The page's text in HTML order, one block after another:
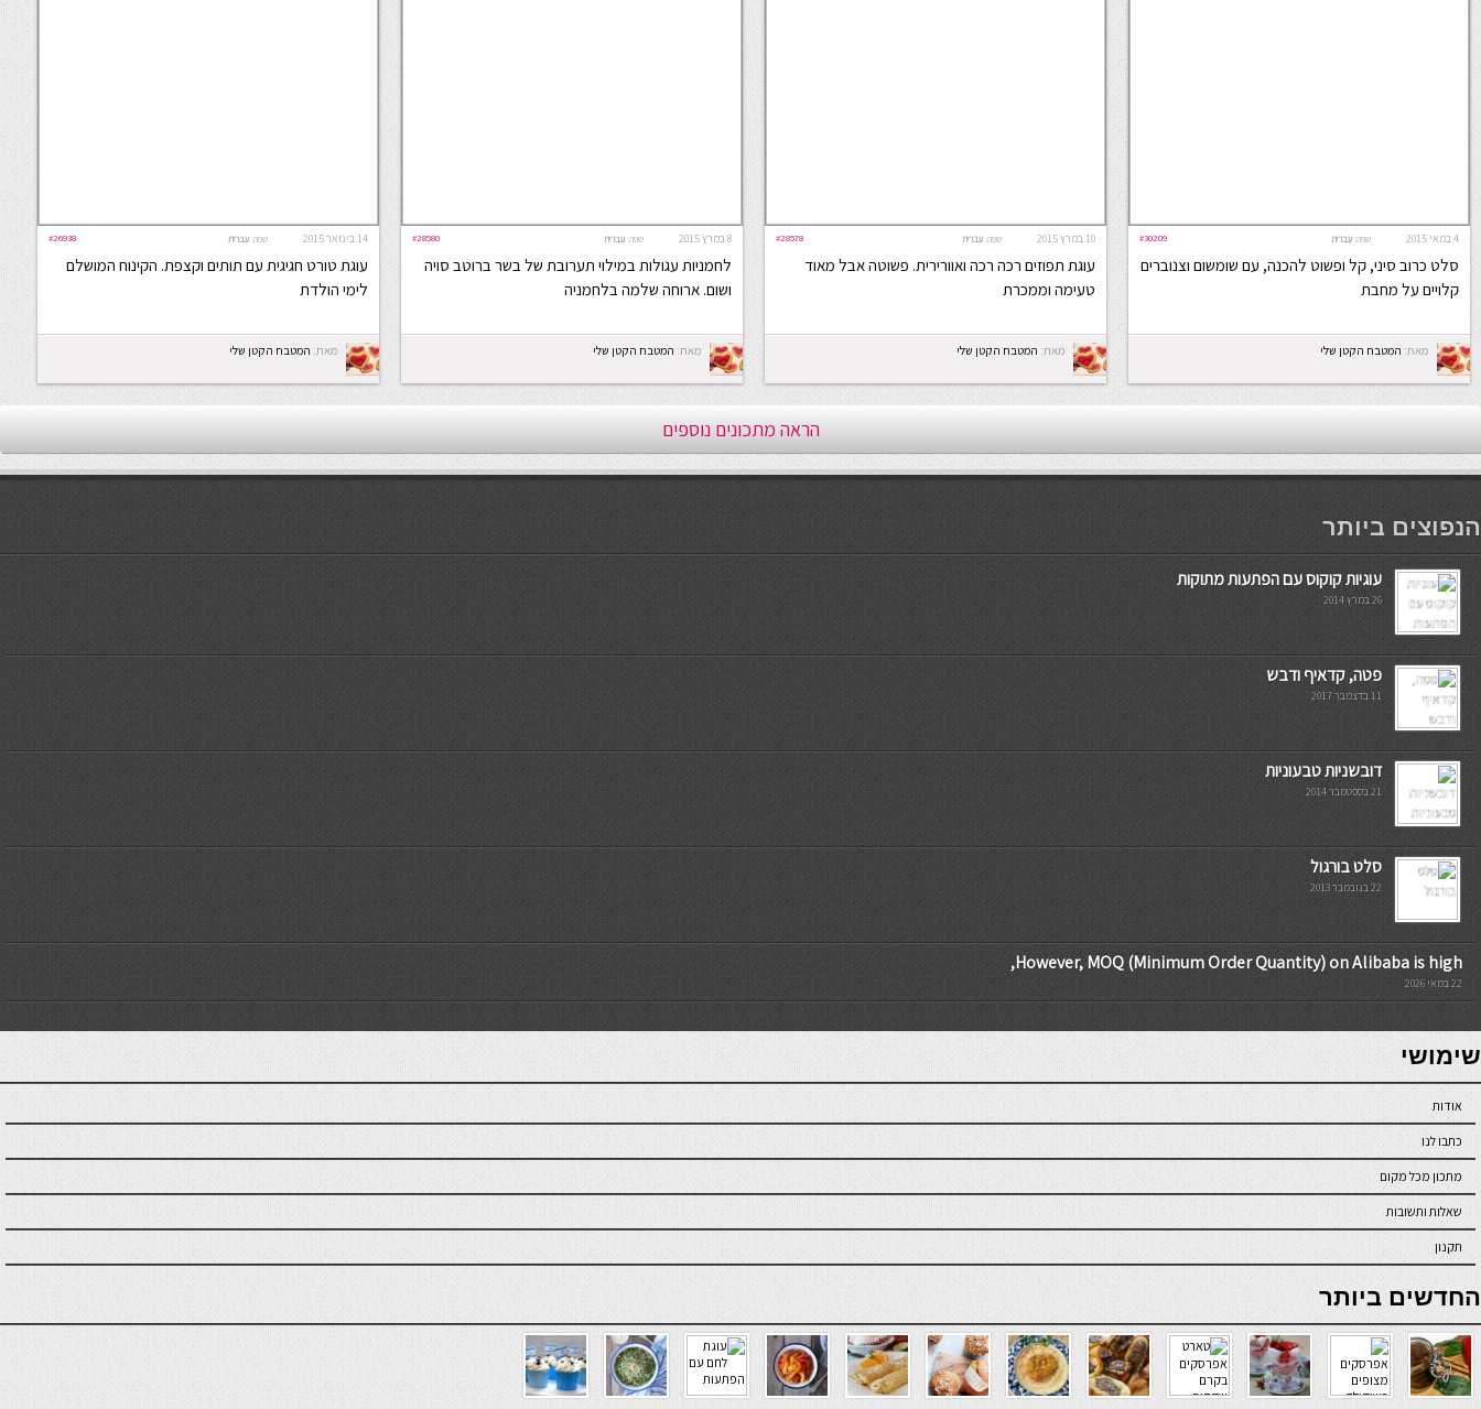
4 במאי 2015 #30209 שפה: עברית
סלט כרוב סיני, קל ופשוט להכנה, עם שומשום וצנוברים
קלויים על מחבת
מאת: המטבח הקטן שלי
10 במרץ 2015 #28578 שפה: עברית
עוגת תפוזים רכה רכה ואוורירית. פשוטה אבל מאוד
טעימה וממכרת
מאת: המטבח הקטן שלי
8 במרץ 2015 #28580 שפה: עברית
לחמניות עגולות במילוי תערובת של בשר ברוטב סויה
ושום. ארוחה שלמה בלחמניה
מאת: המטבח הקטן שלי
14 בינואר 2015 #26938 שפה: עברית
עוגת טורט חגיגית עם תותים וקצפת. הקינוח המושלם
לימי הולדת
מאת: המטבח הקטן שלי
הראה מתכונים נוספים
мостбет кг
הנפוצים ביותר
עוגיות קוקוס עם הפתעות מתוקות
26 במרץ 2014
פטה, קדאיף ודבש
11 בדצמבר 2017
דובשניות טבעוניות
21 בספטמבר 2014
סלט בורגול
22 בנובמבר 2013
However, MOQ (Minimum Order Quantity) on Alibaba is high,
22 במאי 2026
7slots
seriöse online casinos österreich
שימושי
אודות
כתבו לנו
מתכון מכל מקום
שאלות ותשובות
תקנון
online casino
החדשים ביותר